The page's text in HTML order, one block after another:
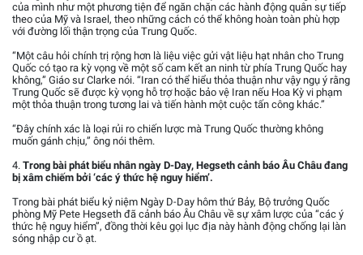
của mình như một phương tiện để ngăn chặn các hành động quân sự tiếp
theo của Mỹ và Israel, theo những cách có thể không hoàn toàn phù hợp
với đường lối thận trọng của Trung Quốc.
“Một câu hỏi chính trị rộng hơn là liệu việc gửi vật liệu hạt nhân cho Trung
Quốc có tạo ra kỳ vọng về một số cam kết an ninh từ phía Trung Quốc hay
không,” Giáo sư Clarke nói. “Iran có thể hiểu thỏa thuận như vậy ngụ ý rằng
Trung Quốc sẽ được kỳ vọng hỗ trợ hoặc bảo vệ Iran nếu Hoa Kỳ vi phạm
một thỏa thuận trong tương lai và tiến hành một cuộc tấn công khác.”
“Đây chính xác là loại rủi ro chiến lược mà Trung Quốc thường không
muốn gánh chịu,” ông nói thêm.
4. Trong bài phát biểu nhân ngày D-Day, Hegseth cảnh báo Âu Châu đang
bị xâm chiếm bởi ‘các ý thức hệ nguy hiểm’.
Trong bài phát biểu kỷ niệm Ngày D-Day hôm thứ Bảy, Bộ trưởng Quốc
phòng Mỹ Pete Hegseth đã cảnh báo Âu Châu về sự xâm lược của “các ý
thức hệ nguy hiểm”, đồng thời kêu gọi lục địa này hành động chống lại làn
sóng nhập cư ồ ạt.